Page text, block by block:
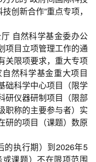
创新合作”重点专项，
自然科学基金委办公
项目立项管理工作的通
关限项要求，重大专项
然科学基金重大项目
础科学中心项目（限学
研仪器研制项目（限部
职称的主要参与者）实
研的项目（课题）数原
的执行期）到2026年5
课题）不在限项范围